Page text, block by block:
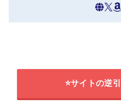
⭐サイトの逆